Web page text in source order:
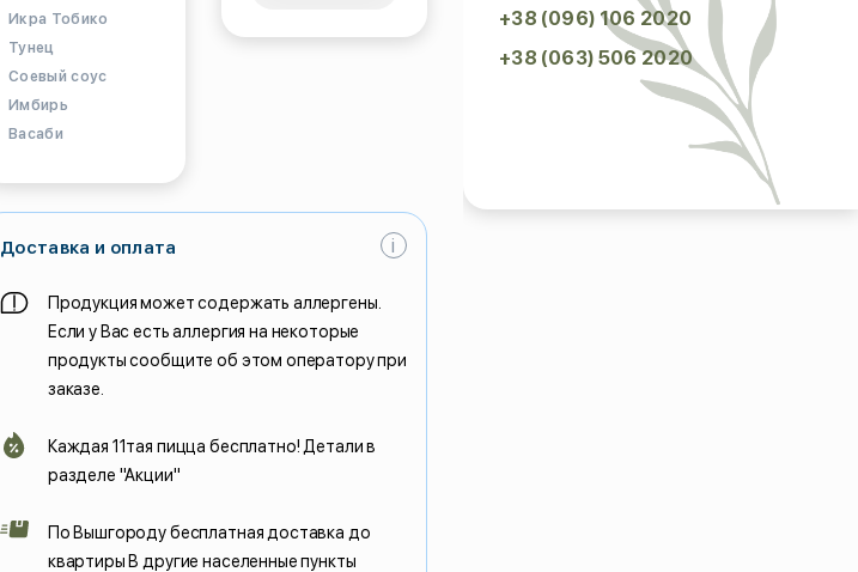
Икра Тобико
Тунец
Соевый соус
Имбирь
Васаби
i
Доставка и оплата
Продукция может содержать аллергены.
Если у Вас есть аллергия на некоторые
продукты сообщите об этом оператору при
заказе.
Каждая 11тая пицца бесплатно! Детали в
разделе "Акции"
По Вышгороду бесплатная доставка до
квартиры В другие населенные пункты
+38 (096) 106 2020
+38 (063) 506 2020